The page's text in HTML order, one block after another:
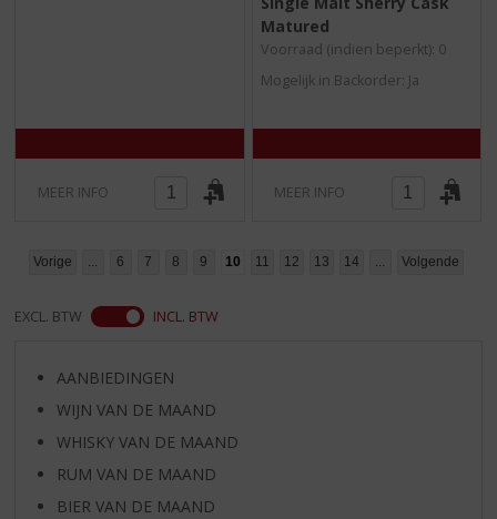
MEER INFO
0
)
Matured
Voorraad (indien beperkt): 0
Mogelijk in Backorder: Ja
MEER INFO
Vorige 6 7 8 9 10 11 12 13 14 Volgende
EXCL. BTW INCL. BTW
AANBIEDINGEN
WIJN VAN DE MAAND
WHISKY VAN DE MAAND
RUM VAN DE MAAND
BIER VAN DE MAAND